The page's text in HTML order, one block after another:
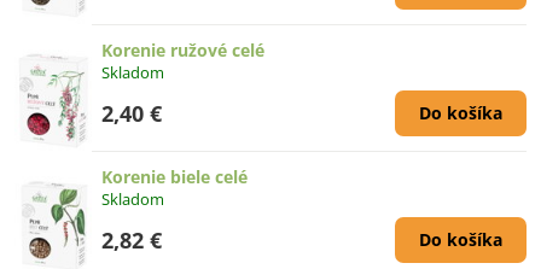
Korenie ružové celé
Skladom
2,40 € Do košíka
Korenie biele celé
Skladom
2,82 € Do košíka